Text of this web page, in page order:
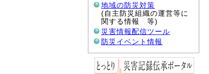
地域の防災対策
(自主防災組織の運営等に
関する情報 等)
災害情報配信ツール
防災イベント情報